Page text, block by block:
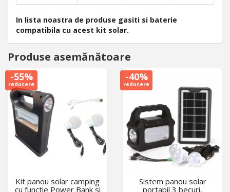
In lista noastra de produse gasiti si baterie
compatibila cu acest kit solar.
Produse asemănătoare
-55%
reducere
Kit panou solar camping
cu functie Power Bank si
-40%
reducere
Sistem panou solar
portabil 3 becuri,